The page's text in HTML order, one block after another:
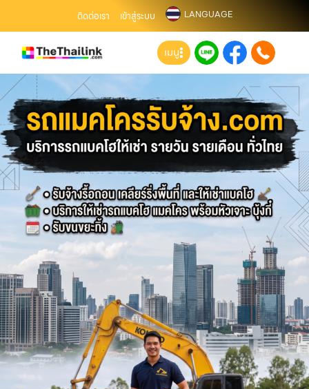
ติดต่อเรา เข้าสู่ระบบ LANGUAGE
เมนู